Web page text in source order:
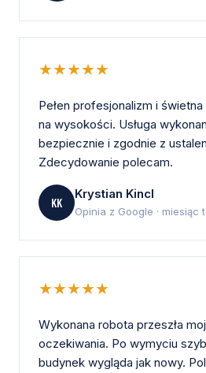
★★★★★
Pełen profesjonalizm i
na wysokości. Usługa
bezpiecznie i zgodnie z
Zdecydowanie polecam.
KK
Krystian Kincl
Opinia z Google · miesiąc
★★★★★
Wykonana robota przeszła
oczekiwania. Po wymyciu
budynek wygląda jak nowy.